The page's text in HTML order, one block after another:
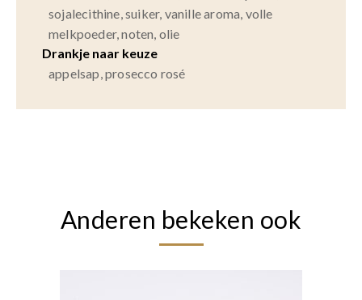
sojalecithine, suiker, vanille aroma, volle
melkpoeder, noten, olie
Drankje naar keuze
appelsap, prosecco rosé
Anderen bekeken ook